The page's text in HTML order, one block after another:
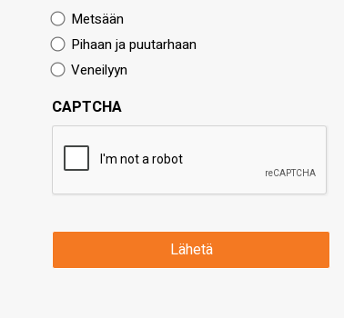
Metsään
Pihaan ja puutarhaan
Veneilyyn
CAPTCHA